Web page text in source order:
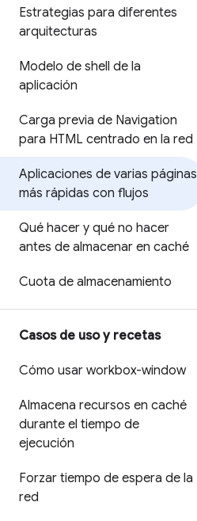
Estrategias para diferentes
arquitecturas
Modelo de shell de la
aplicación
Carga previa de Navigation
para HTML centrado en la red
Aplicaciones de varias páginas
más rápidas con flujos
Qué hacer y qué no hacer
antes de almacenar en caché
Cuota de almacenamiento
Casos de uso y recetas
Cómo usar workbox-window
Almacena recursos en caché
durante el tiempo de
ejecución
Forzar tiempo de espera de la
red